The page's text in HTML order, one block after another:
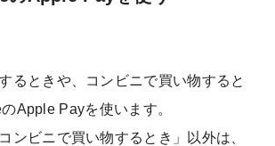
るときや、コンビニで買い物すると
Apple Payを使います。
ンビニで買い物するとき」以外は、